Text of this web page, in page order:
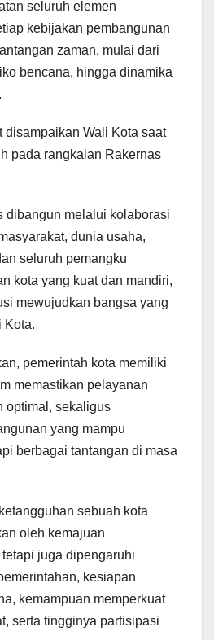
seluruh elemen
kebijakan pembangunan
zaman, mulai dari
bencana, hingga dinamika
disampaikan Wali Kota saat
pada rangkaian Rakernas
dibangun melalui kolaborasi
dunia usaha,
seluruh pemangku
kota yang kuat dan mandiri,
mewujudkan bangsa yang
Kota.
pemerintah kota memiliki
memastikan pelayanan
optimal, sekaligus
yang mampu
berbagai tantangan di masa
sebuah kota
oleh kemajuan
juga dipengaruhi
kesiapan
kemampuan memperkuat
serta tingginya partisipasi